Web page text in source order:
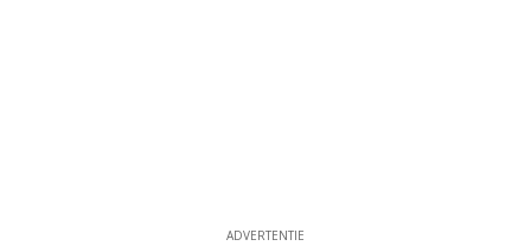
ADVERTENTIE